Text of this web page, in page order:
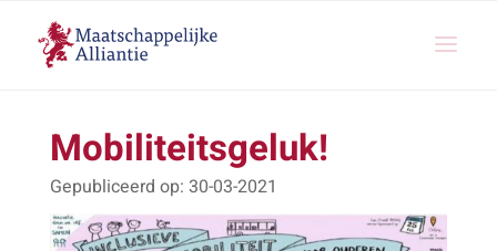
Mobiliteitsgeluk!
30-03-2021